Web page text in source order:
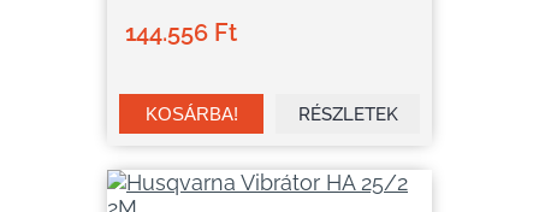
144.556 Ft
RÉSZLETEK